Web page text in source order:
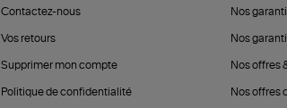
Contactez-nous
Vos retours
Supprimer mon compte
Politique de confidentialité
Nos
Nos
Nos offres
Nos offres